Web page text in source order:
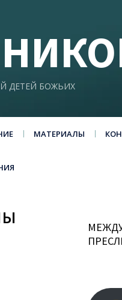
ДЕТЕЙ БОЖЬИХ
МАТЕРИАЛЫ